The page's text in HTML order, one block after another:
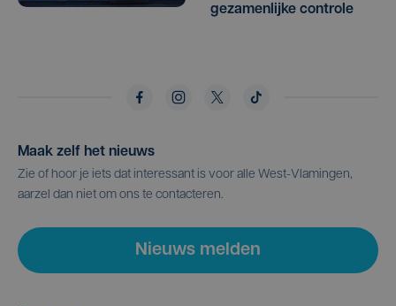
gezamenlijke controle
Maak zelf het nieuws
Zie of hoor je iets dat interessant is voor alle West-Vlamingen,
aarzel dan niet om ons te contacteren.
Nieuws melden